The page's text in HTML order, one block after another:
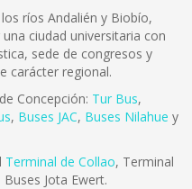
ríos Andalién y Biobío,
ciudad universitaria con
sede de congresos y
carácter regional.
Concepción: Tur Bus,
, Buses JAC, Buses Nilahue y
Terminal de Collao, Terminal
Jota Ewert.